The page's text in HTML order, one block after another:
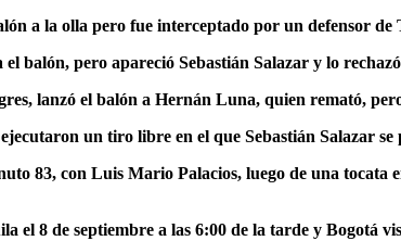
a la olla pero fue interceptado por un defensor de
balón, pero apareció Sebastián Salazar y lo
lanzó el balón a Hernán Luna, quien remató,
un tiro libre en el que Sebastián Salazar
83, con Luis Mario Palacios, luego de una tocata
8 de septiembre a las 6:00 de la tarde y Bogotá